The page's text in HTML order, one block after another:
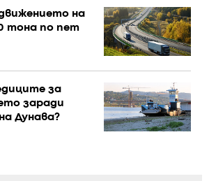
на
тона по пет
за
заради
Дунава?